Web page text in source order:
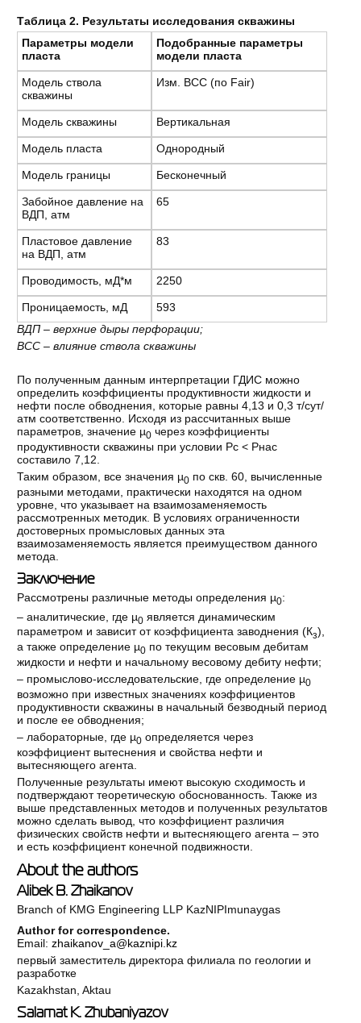
Таблица 2. Результаты исследования скважины
Параметры модели
пласта
Подобранные параметры
модели пласта
Модель ствола
скважины
Изм. ВСС (по Fair)
Модель скважины Вертикальная
Модель пласта Однородный
Модель границы Бесконечный
Забойное давление на
ВДП, атм
65
Пластовое давление
на ВДП, атм
83
Проводимость, мД*м 2250
Проницаемость, мД
593
ВДП – верхние дыры перфорации;
ВСС – влияние ствола скважины
По полученным данным интерпретации ГДИС можно
определить коэффициенты продуктивности жидкости и
нефти после обводнения, которые равны 4,13 и 0,3 т/сут/
атм соответственно. Исходя из рассчитанных выше
параметров, значение µ0 через коэффициенты
продуктивности скважины при условии Pс < Рнас
составило 7,12.
Таким образом, все значения µ0 по скв. 60, вычисленные
разными методами, практически находятся на одном
уровне, что указывает на взаимозаменяемость
рассмотренных методик. В условиях ограниченности
достоверных промысловых данных эта
взаимозаменяемость является преимуществом данного
метода.
Заключение
Рассмотрены различные методы определения µ0:
– аналитические, где µ0 является динамическим
параметром и зависит от коэффициента заводнения (Кз),
а также определение µ0 по текущим весовым дебитам
жидкости и нефти и начальному весовому дебиту нефти;
– промыслово-исследовательские, где определение µ0
возможно при известных значениях коэффициентов
продуктивности скважины в начальный безводный период
и после ее обводнения;
– лабораторные, где µ0 определяется через
коэффициент вытеснения и свойства нефти и
вытесняющего агента.
Полученные результаты имеют высокую сходимость и
подтверждают теоретическую обоснованность. Также из
выше представленных методов и полученных результатов
можно сделать вывод, что коэффициент различия
физических свойств нефти и вытесняющего агента – это
и есть коэффициент конечной подвижности.
About the authors
Alibek B. Zhaikanov
Branch of KMG Engineering LLP KazNIPImunaygas
Author for correspondence.
Email:zhaikanov_a@kaznipi.kz
первый заместитель директора филиала по геологии и
разработке
Kazakhstan, Aktau
Salamat K. Zhubaniyazov